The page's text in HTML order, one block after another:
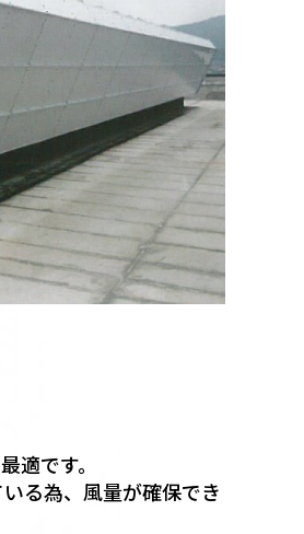
適です。
る為、風量が確保でき